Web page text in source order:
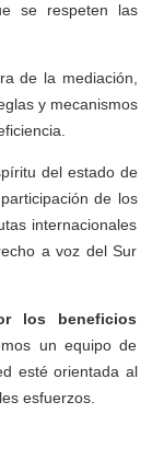
se respeten las
de la mediación,
y mecanismos
del estado de
de los
internacionales
a voz del Sur
los beneficios
un equipo de
esté orientada al
esfuerzos.